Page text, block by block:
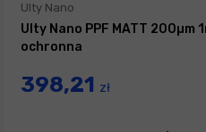
Ulty Nano
Ulty Nano PPF MATT 200µm
ochronna
398,21 zł